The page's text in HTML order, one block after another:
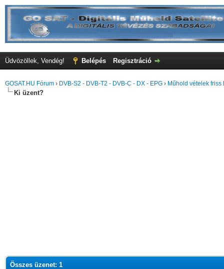
Üdvözöllek, Vendég! Belépés Regisztráció
GOSAT.HU Fórum › DVB-S2 - DVB-T2 - DVB-C - DX - EPG › Műhold vételek friss
Ki üzent?
Összes üzenet: 1